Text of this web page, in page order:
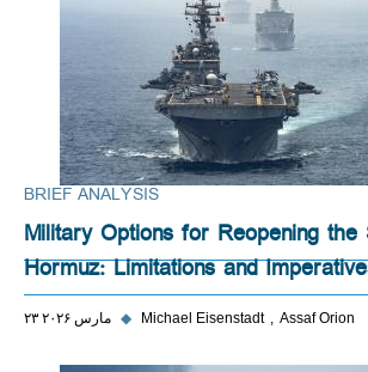
BRIEF ANALYSIS
Military Options for Reopening
Hormuz: Limitations and
۲۳ مارس ۲۰۲۶ ◆ Michael Eisenstadt Assaf Orion